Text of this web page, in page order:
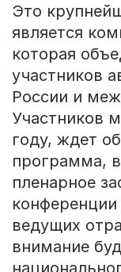
Это
является
которая
участников
России и
Участников
году, ждет
программа,
пленарное
ведущих
внимание